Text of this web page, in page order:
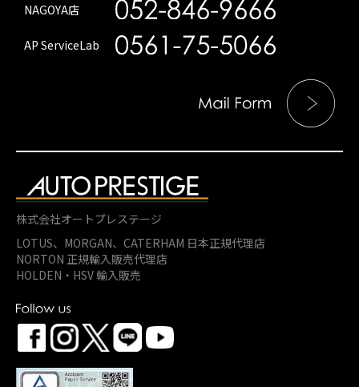
NAGOYA店
AP ServiceLab
株式会社オートプレステージ
LOTUS、MORGAN、 CATERHAM 日本正規代理店
NORTON 正規輸入販売代理店
HOLDEN・HSV 輸入販売